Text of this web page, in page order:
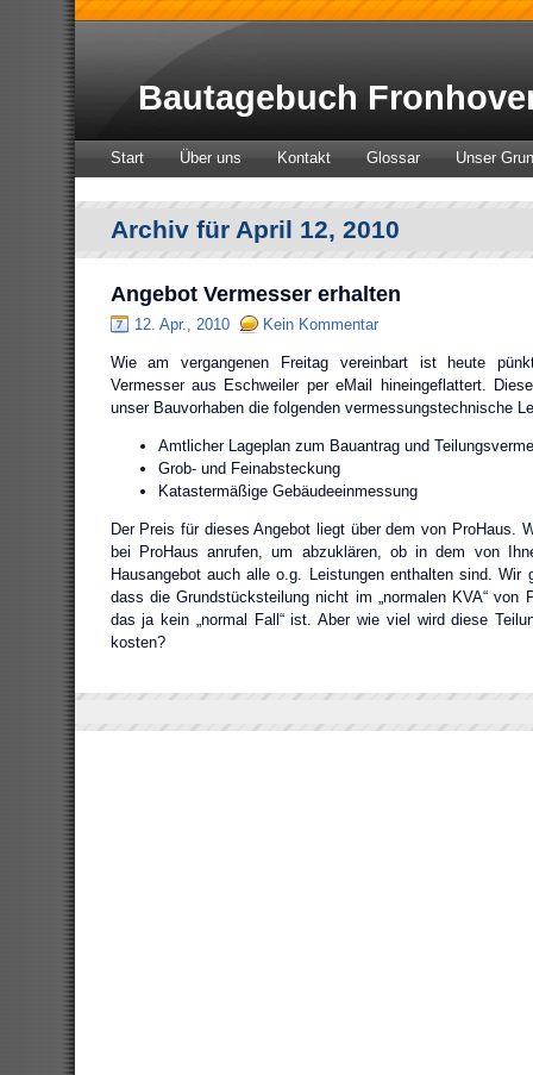
Bautagebuch
Start Über uns Kontakt Glossar Unser
Archiv für April 12, 2010
Angebot Vermesser erhalten
12. Apr., 2010 Kein Kommentar
Wie am vergangenen Freitag vereinbart ist heute
Vermesser aus Eschweiler per eMail hineingeflattert.
unser Bauvorhaben die folgenden vermessungstechnische
Amtlicher Lageplan zum Bauantrag und
Grob- und Feinabsteckung
Katastermäßige Gebäudeeinmessung
Der Preis für dieses Angebot liegt über dem von ProHaus.
bei ProHaus anrufen, um abzuklären, ob in dem von
Hausangebot auch alle o.g. Leistungen enthalten sind. Wir
dass die Grundstücksteilung nicht im „normalen KVA“ von
das ja kein „normal Fall“ ist. Aber wie viel wird diese
kosten?